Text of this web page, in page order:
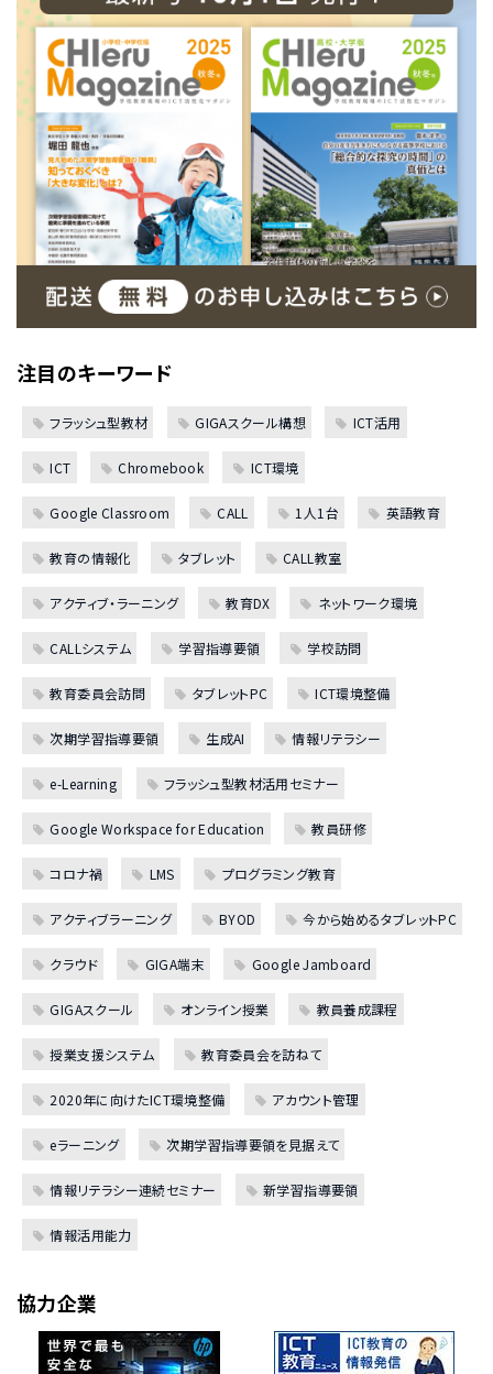
注目のキーワード
フラッシュ型教材 GIGAスクール構想 ICT活用
ICT Chromebook ICT環境
Google Classroom CALL 1人1台 英語教育
教育の情報化 タブレット CALL教室
アクティブ・ラーニング 教育DX ネットワーク環境
CALLシステム 学習指導要領 学校訪問
教育委員会訪問 タブレットPC ICT環境整備
次期学習指導要領 生成AI 情報リテラシー
e-Learning フラッシュ型教材活用セミナー
Google Workspace for Education 教員研修
コロナ禍 LMS プログラミング教育
アクティブラーニング BYOD 今から始めるタブレットPC
クラウド GIGA端末 Google Jamboard
GIGAスクール オンライン授業 教員養成課程
授業支援システム 教育委員会を訪ねて
2020年に向けたICT環境整備 アカウント管理
eラーニング 次期学習指導要領を見据えて
情報リテラシー連続セミナー 新学習指導要領
情報活用能力
協力企業